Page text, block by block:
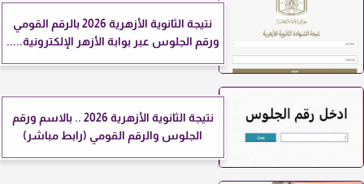
نتيجة الثانوية الأزهرية 2026 بالرقم القومي
ورقم الجلوس عبر بوابة الأزهر الإلكترونية.....
نتيجة الثانوية الأزهرية 2026 .. بالاسم ورقم
الجلوس والرقم القومي (رابط مباشر)